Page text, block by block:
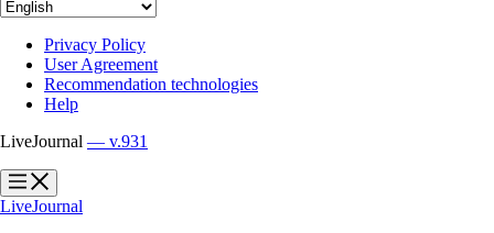
Privacy Policy
User Agreement
Recommendation technologies
Help
LiveJournal — v.931
?
?
LiveJournal